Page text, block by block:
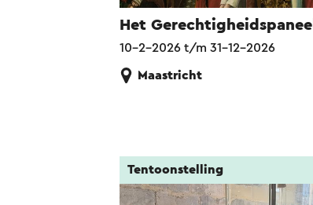
Het Gerechtigheidspaneel
10-2-2026 t/m 31-12-2026
Maastricht
Tentoonstelling